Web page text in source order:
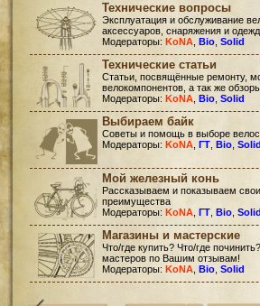
Технические вопросы
Эксплуатация и обслуживание
аксессуаров, снаряжения и
Модераторы: KoNA Bio Solid
Технические статьи
Статьи, посвящённые ремонту,
велокомпонентов, а так же
Модераторы: KoNA Bio Solid
Выбираем байк
Советы и помощь в выборе
Модераторы: KoNA ГТ Bio Solid
Мой железный конь
Рассказываем и показываем
преимущества
Модераторы: KoNA ГТ Bio Solid
Магазины и мастерские
Что/где купить? Что/где
мастеров по Вашим отзывам!
Модераторы: KoNA Bio Solid